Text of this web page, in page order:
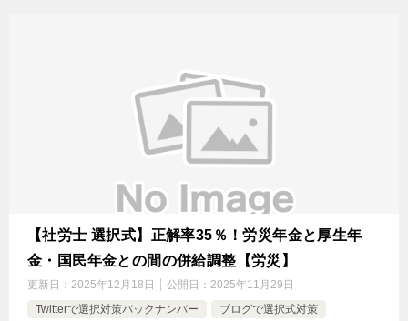
【社労士 選択式】正解率35％！労災年金と厚生年
金・国民年金との間の併給調整【労災】
更新日： 2025年12月18日 公開日： 2025年11月29日
Twitterで選択対策バックナンバー
ブログで選択式対策